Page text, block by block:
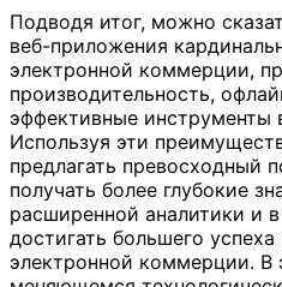
Подводя итог, можно
веб-приложения
электронной коммерции,
производительность,
эффективные инструменты
Используя эти
предлагать превосходный
получать более глубокие
расширенной аналитики и
достигать большего
электронной коммерции. В